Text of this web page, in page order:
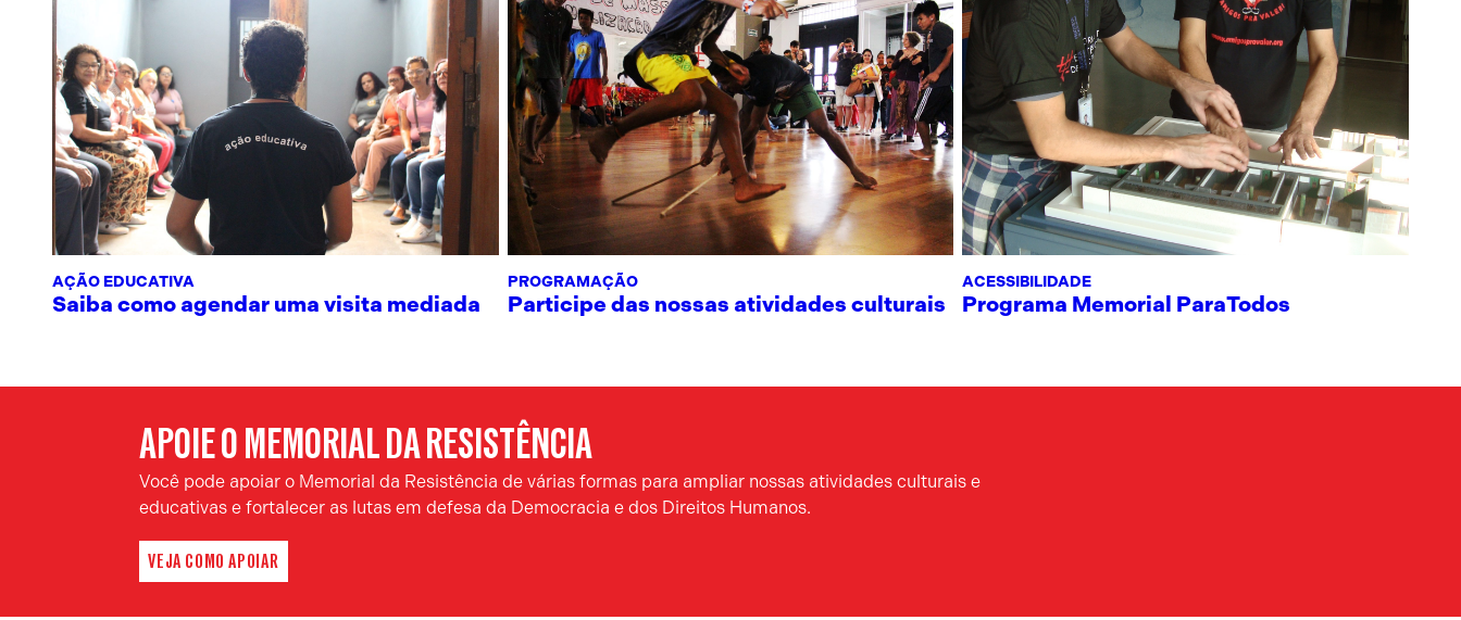
AÇÃO EDUCATIVA
Saiba como agendar uma visita mediada
PROGRAMAÇÃO
Participe das nossas atividades culturais
ACESSIBILIDADE
Programa Memorial ParaTodos
APOIE O MEMORIAL DA RESISTÊNCIA
Você pode apoiar o Memorial da Resistência de várias formas para ampliar nossas atividades culturais e
educativas e fortalecer as lutas em defesa da Democracia e dos Direitos Humanos.
VEJA COMO APOIAR